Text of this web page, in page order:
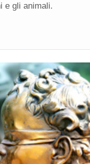
e gli animali.